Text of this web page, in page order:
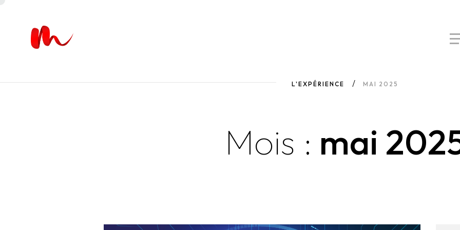
L'EXPÉRIENCE MAI 2025
Mois : mai